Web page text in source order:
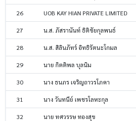
26 UOB KAY HIAN PRIVATE LIMITED
27 น.ส. ภัสรานันท์ ธิติชัยกุลพนธ์
28 น.ส. สิลินภัทร์ อิทธิรัตนะโกมล
29 นาย กิตติพล บุลนิม
30 นาง ธนภร เจริญถาวรโภคา
31 นาง วันทนีย์ เพชรโลหะกุล
32 นาย ทศวรรษ ทองสุข